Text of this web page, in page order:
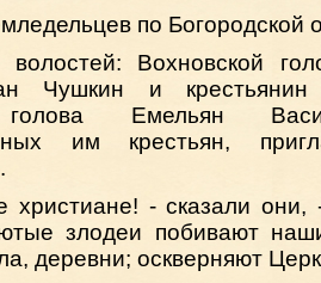
по Богородской
волостей: Вохновской
Чушкин и крестьянин
голова Емельян
им крестьян,
христиане! - сказали они,
злодеи побивают
деревни; оскверняют